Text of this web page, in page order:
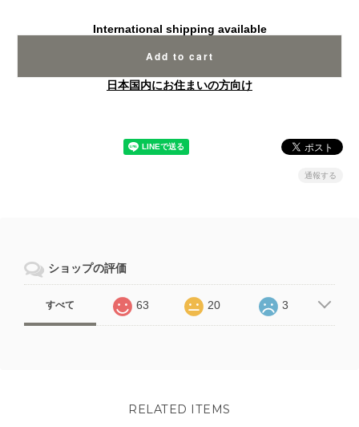
International shipping available
Add to cart
日本国内にお住まいの方向け
通報する
ショップの評価
すべて 63 20 3
RELATED ITEMS